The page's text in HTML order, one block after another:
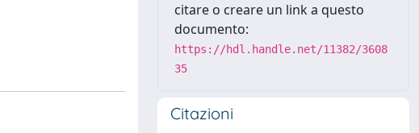
citare o creare un link a questo
documento:
https://hdl.handle.net/11382/3608
35
Citazioni